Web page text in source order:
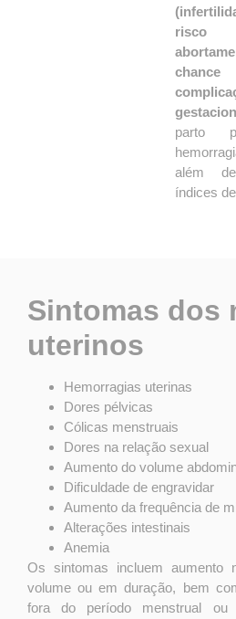
parto
além
índices
Sintomas dos
uterinos
Hemorragias uterinas
Dores pélvicas
Cólicas menstruais
Dores na relação sexual
Aumento do volume
Dificuldade de engravidar
Aumento da frequência de
Alterações intestinais
Anemia
Os sintomas incluem aumento
volume ou em duração, bem
fora do período menstrual